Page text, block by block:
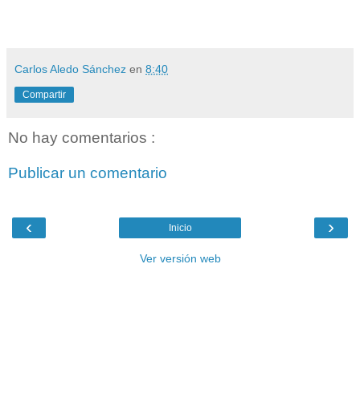
Carlos Aledo Sánchez en 8:40
Compartir
No hay comentarios :
Publicar un comentario
‹ ›
Inicio
Ver versión web